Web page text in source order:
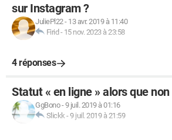
sur Instagram ?
JuliePl22- 13 avr. 2019 à 11:40
Firid - 15 nov. 2023 à 23:58
4 réponses
Statut « en ligne » alors que non
GgBono-9 juil. 2019 à 01:16
Slickk -9 juil. 2019 à 21:59